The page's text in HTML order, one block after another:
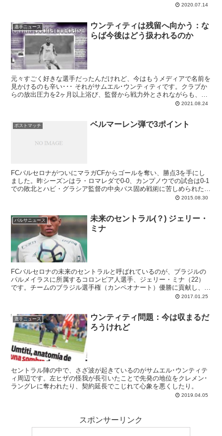
2020.07.14
選手ニュース
ウンティティは残留へ向かう：な
らば今後はどう扱われるのか
元々すごく好きな選手だったんだけれど、今はもうメディアで名前を
見かけるのも辛い･･･ それがサムエル･ウンティティです。クラブか
らの放出圧力を2ヶ月以上浴び、監督から戦力外とされながらも、頑
として動こうとしないセントラル。選手に移籍の意思がない以上は法
2021.08.24
ポストマッチ ベルマーレン弾で3ポイント
FCバルセロナがついにマラガCFからゴールを奪い、勝点3を手にし
ました。昨シーズンはラ・ロマレダで0-0、カンプノウでの試合は0-1
での敗北とハビ・グラシア監督の中央バス固め戦術に苦しめられたル
ーチョチーム。この日の試合もまた似たような展開で進んでいました
いるトーマス・ベルマーレンです。組み立てパス、連係は発展途上の
ベルギー人セントラルですが、昨年辛い思いをした彼がシーズン序盤
にこうしてヒーローになれるのは明るいニュース。トリデンテの攻撃
をことごとく阻止したマラガ守護神カメニの壁を、ベルマーレンが打
ち崩したってのは良い話じゃないですか。バルサがマラガから得点を
奪ったのは、292分ぶりだそうです。
2015.08.30
バルサニュース
未来のセントラル(？) ジェリー・
ミナ
FCバルセロナの未来のセントラルと呼ばれているのが、ブラジルの
パルメイラスに所属するコロンビア人選手、ジェリー・ミナ（22）
です。チームのブラジル選手権（カンペオナート）優勝に貢献し、大
会最優秀デフェンサに選出された彼はバルセロニスタとして知られて
サ入団は濃厚そうな状況。年俸額で上回るマンチェスター・シティな
どの誘いも断り、一途にカタランクラブからのオファーを待ってくれ
ているそうです。しかしながら流動的な要素も含んでますので、バル
サとしては過信してもいられない。これから選手側との面談を経て、
どう行動するのか決めていくとされています。
2017.01.25
選手ニュース
ウンティティ問題：今は収まるだ
ろうけれど
セントラル陣の中で、さざ波が起きているのがサムエル･ウンティテ
ィ周辺です。左ヒザの怪我が長引いたことで先発の地位をクレメン･
ラングレに奪われたり、契約延長でこじれて心象を悪くしたり。
2019.04.05
スポンサーリンク